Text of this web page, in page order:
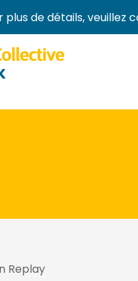
plus de détails, veuillez
Replay